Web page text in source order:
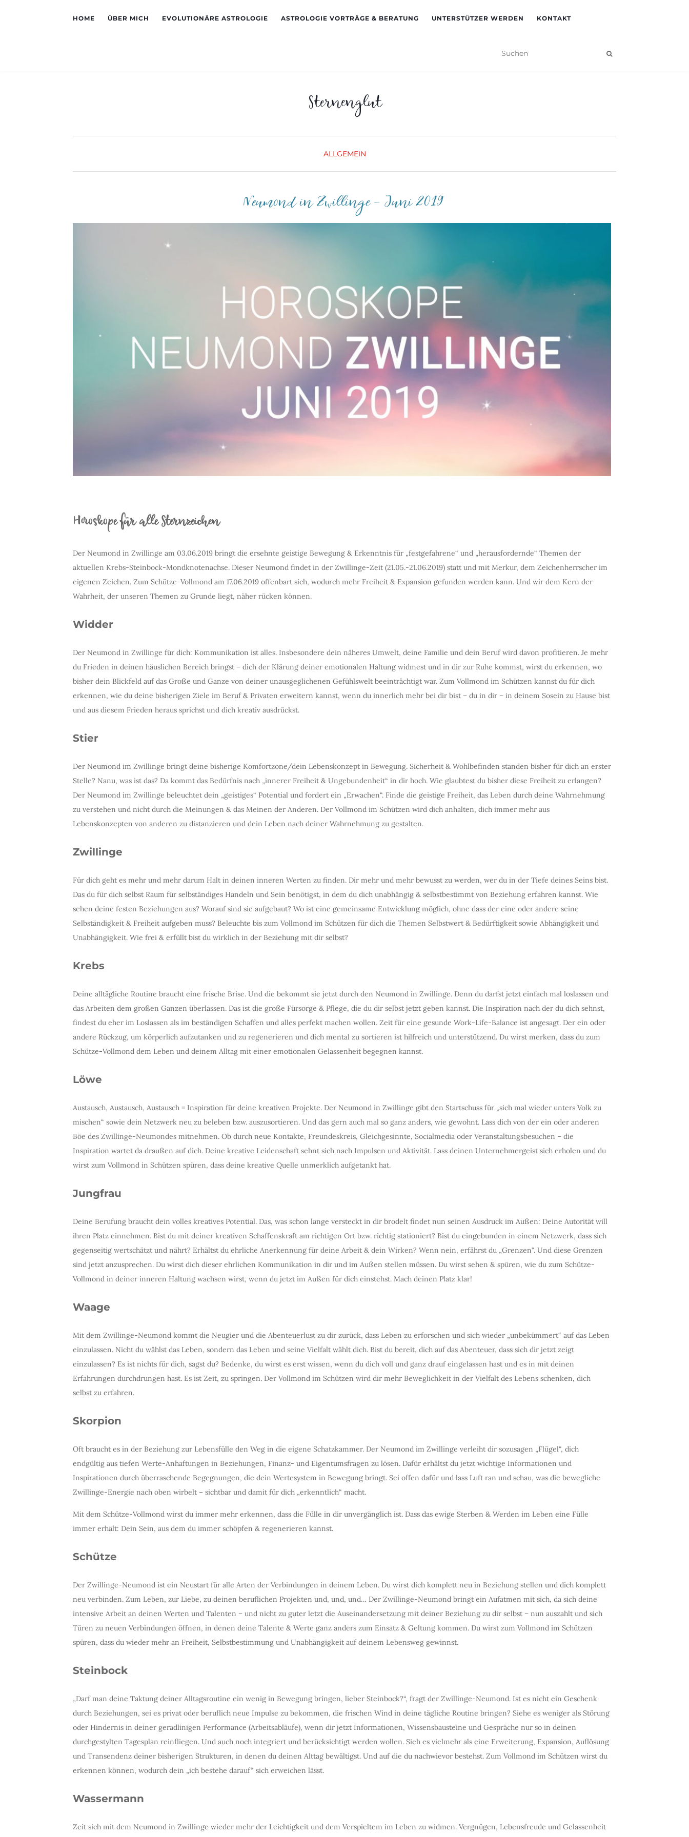
HOME ÜBER MICH EVOLUTIONÄRE ASTROLOGIE ASTROLOGIE VORTRÄGE & BERATUNG UNTERSTÜTZER WERDEN KONTAKT
Sternenglut
ALLGEMEIN
Neumond in Zwillinge – Juni 2019
Horoskope für alle Sternzeichen
Der Neumond in Zwillinge am 03.06.2019 bringt die ersehnte geistige Bewegung & Erkenntnis für „festgefahrene“ und „herausfordernde“ Themen der
aktuellen Krebs-Steinbock-Mondknotenachse. Dieser Neumond findet in der Zwillinge-Zeit (21.05.-21.06.2019) statt und mit Merkur, dem Zeichenherrscher im
eigenen Zeichen. Zum Schütze-Vollmond am 17.06.2019 offenbart sich, wodurch mehr Freiheit & Expansion gefunden werden kann. Und wir dem Kern der
Wahrheit, der unseren Themen zu Grunde liegt, näher rücken können.
Widder
Der Neumond in Zwillinge für dich: Kommunikation ist alles. Insbesondere dein näheres Umwelt, deine Familie und dein Beruf wird davon profitieren. Je mehr
du Frieden in deinen häuslichen Bereich bringst – dich der Klärung deiner emotionalen Haltung widmest und in dir zur Ruhe kommst, wirst du erkennen, wo
bisher dein Blickfeld auf das Große und Ganze von deiner unausgeglichenen Gefühlswelt beeinträchtigt war. Zum Vollmond im Schützen kannst du für dich
erkennen, wie du deine bisherigen Ziele im Beruf & Privaten erweitern kannst, wenn du innerlich mehr bei dir bist – du in dir – in deinem Sosein zu Hause bist
und aus diesem Frieden heraus sprichst und dich kreativ ausdrückst.
Stier
Der Neumond im Zwillinge bringt deine bisherige Komfortzone/dein Lebenskonzept in Bewegung. Sicherheit & Wohlbefinden standen bisher für dich an erster
Stelle? Nanu, was ist das? Da kommt das Bedürfnis nach „innerer Freiheit & Ungebundenheit“ in dir hoch. Wie glaubtest du bisher diese Freiheit zu erlangen?
Der Neumond im Zwillinge beleuchtet dein „geistiges“ Potential und fordert ein „Erwachen“. Finde die geistige Freiheit, das Leben durch deine Wahrnehmung
zu verstehen und nicht durch die Meinungen & das Meinen der Anderen. Der Vollmond im Schützen wird dich anhalten, dich immer mehr aus
Lebenskonzepten von anderen zu distanzieren und dein Leben nach deiner Wahrnehmung zu gestalten.
Zwillinge
Für dich geht es mehr und mehr darum Halt in deinen inneren Werten zu finden. Dir mehr und mehr bewusst zu werden, wer du in der Tiefe deines Seins bist.
Das du für dich selbst Raum für selbständiges Handeln und Sein benötigst, in dem du dich unabhängig & selbstbestimmt von Beziehung erfahren kannst. Wie
sehen deine festen Beziehungen aus? Worauf sind sie aufgebaut? Wo ist eine gemeinsame Entwicklung möglich, ohne dass der eine oder andere seine
Selbständigkeit & Freiheit aufgeben muss? Beleuchte bis zum Vollmond im Schützen für dich die Themen Selbstwert & Bedürftigkeit sowie Abhängigkeit und
Unabhängigkeit. Wie frei & erfüllt bist du wirklich in der Beziehung mit dir selbst?
Krebs
Deine alltägliche Routine braucht eine frische Brise. Und die bekommt sie jetzt durch den Neumond in Zwillinge. Denn du darfst jetzt einfach mal loslassen und
das Arbeiten dem großen Ganzen überlassen. Das ist die große Fürsorge & Pflege, die du dir selbst jetzt geben kannst. Die Inspiration nach der du dich sehnst,
findest du eher im Loslassen als im beständigen Schaffen und alles perfekt machen wollen. Zeit für eine gesunde Work-Life-Balance ist angesagt. Der ein oder
andere Rückzug, um körperlich aufzutanken und zu regenerieren und dich mental zu sortieren ist hilfreich und unterstützend. Du wirst merken, dass du zum
Schütze-Vollmond dem Leben und deinem Alltag mit einer emotionalen Gelassenheit begegnen kannst.
Löwe
Austausch, Austausch, Austausch = Inspiration für deine kreativen Projekte. Der Neumond in Zwillinge gibt den Startschuss für „sich mal wieder unters Volk zu
mischen“ sowie dein Netzwerk neu zu beleben bzw. auszusortieren. Und das gern auch mal so ganz anders, wie gewohnt. Lass dich von der ein oder anderen
Böe des Zwillinge-Neumondes mitnehmen. Ob durch neue Kontakte, Freundeskreis, Gleichgesinnte, Socialmedia oder Veranstaltungsbesuchen – die
Inspiration wartet da draußen auf dich. Deine kreative Leidenschaft sehnt sich nach Impulsen und Aktivität. Lass deinen Unternehmergeist sich erholen und du
wirst zum Vollmond in Schützen spüren, dass deine kreative Quelle unmerklich aufgetankt hat.
Jungfrau
Deine Berufung braucht dein volles kreatives Potential. Das, was schon lange versteckt in dir brodelt findet nun seinen Ausdruck im Außen: Deine Autorität will
ihren Platz einnehmen. Bist du mit deiner kreativen Schaffenskraft am richtigen Ort bzw. richtig stationiert? Bist du eingebunden in einem Netzwerk, dass sich
gegenseitig wertschätzt und nährt? Erhältst du ehrliche Anerkennung für deine Arbeit & dein Wirken? Wenn nein, erfährst du „Grenzen“. Und diese Grenzen
sind jetzt anzusprechen. Du wirst dich dieser ehrlichen Kommunikation in dir und im Außen stellen müssen. Du wirst sehen & spüren, wie du zum Schütze-
Vollmond in deiner inneren Haltung wachsen wirst, wenn du jetzt im Außen für dich einstehst. Mach deinen Platz klar!
Waage
Mit dem Zwillinge-Neumond kommt die Neugier und die Abenteuerlust zu dir zurück, dass Leben zu erforschen und sich wieder „unbekümmert“ auf das Leben
einzulassen. Nicht du wählst das Leben, sondern das Leben und seine Vielfalt wählt dich. Bist du bereit, dich auf das Abenteuer, dass sich dir jetzt zeigt
einzulassen? Es ist nichts für dich, sagst du? Bedenke, du wirst es erst wissen, wenn du dich voll und ganz drauf eingelassen hast und es in mit deinen
Erfahrungen durchdrungen hast. Es ist Zeit, zu springen. Der Vollmond im Schützen wird dir mehr Beweglichkeit in der Vielfalt des Lebens schenken, dich
selbst zu erfahren.
Skorpion
Oft braucht es in der Beziehung zur Lebensfülle den Weg in die eigene Schatzkammer. Der Neumond im Zwillinge verleiht dir sozusagen „Flügel“, dich
endgültig aus tiefen Werte-Anhaftungen in Beziehungen, Finanz- und Eigentumsfragen zu lösen. Dafür erhältst du jetzt wichtige Informationen und
Inspirationen durch überraschende Begegnungen, die dein Wertesystem in Bewegung bringt. Sei offen dafür und lass Luft ran und schau, was die bewegliche
Zwillinge-Energie nach oben wirbelt – sichtbar und damit für dich „erkenntlich“ macht.
Mit dem Schütze-Vollmond wirst du immer mehr erkennen, dass die Fülle in dir unvergänglich ist. Dass das ewige Sterben & Werden im Leben eine Fülle
immer erhält: Dein Sein, aus dem du immer schöpfen & regenerieren kannst.
Schütze
Der Zwillinge-Neumond ist ein Neustart für alle Arten der Verbindungen in deinem Leben. Du wirst dich komplett neu in Beziehung stellen und dich komplett
neu verbinden. Zum Leben, zur Liebe, zu deinen beruflichen Projekten und, und, und… Der Zwillinge-Neumond bringt ein Aufatmen mit sich, da sich deine
intensive Arbeit an deinen Werten und Talenten – und nicht zu guter letzt die Auseinandersetzung mit deiner Beziehung zu dir selbst – nun auszahlt und sich
Türen zu neuen Verbindungen öffnen, in denen deine Talente & Werte ganz anders zum Einsatz & Geltung kommen. Du wirst zum Vollmond im Schützen
spüren, dass du wieder mehr an Freiheit, Selbstbestimmung und Unabhängigkeit auf deinem Lebensweg gewinnst.
Steinbock
„Darf man deine Taktung deiner Alltagsroutine ein wenig in Bewegung bringen, lieber Steinbock?“, fragt der Zwillinge-Neumond. Ist es nicht ein Geschenk
durch Beziehungen, sei es privat oder beruflich neue Impulse zu bekommen, die frischen Wind in deine tägliche Routine bringen? Siehe es weniger als Störung
oder Hindernis in deiner geradlinigen Performance (Arbeitsabläufe), wenn dir jetzt Informationen, Wissensbausteine und Gespräche nur so in deinen
durchgestylten Tagesplan reinfliegen. Und auch noch integriert und berücksichtigt werden wollen. Sieh es vielmehr als eine Erweiterung, Expansion, Auflösung
und Transendenz deiner bisherigen Strukturen, in denen du deinen Alttag bewältigst. Und auf die du nachwievor bestehst. Zum Vollmond im Schützen wirst du
erkennen können, wodurch dein „ich bestehe darauf“ sich erweichen lässt.
Wassermann
Zeit sich mit dem Neumond in Zwillinge wieder mehr der Leichtigkeit und dem Verspieltem im Leben zu widmen. Vergnügen, Lebensfreude und Gelassenheit